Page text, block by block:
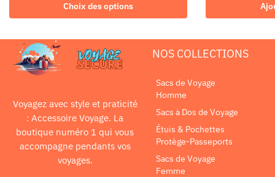
Choix des options
Voyagez avec style et praticité
: Accessoire Voyage. La
boutique numéro 1 qui vous
accompagne pendants vos
voyages.
NOS COLLECTIONS
Sacs de Voyage
Homme
Sacs à Dos de Voyage
Étuis & Pochettes
Protège-Passeports
Sacs de Voyage
Femme